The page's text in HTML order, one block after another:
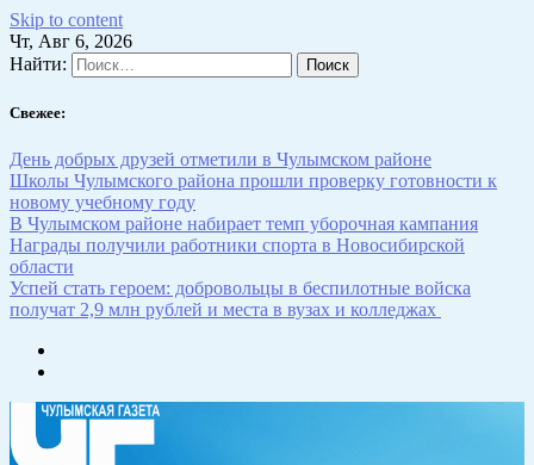
Skip to content
Чт, Авг 6, 2026
Найти:
Свежее:
День добрых друзей отметили в Чулымском районе
Школы Чулымского района прошли проверку готовности к
новому учебному году
В Чулымском районе набирает темп уборочная кампания
Награды получили работники спорта в Новосибирской
области
Успей стать героем: добровольцы в беспилотные войска
получат 2,9 млн рублей и места в вузах и колледжах